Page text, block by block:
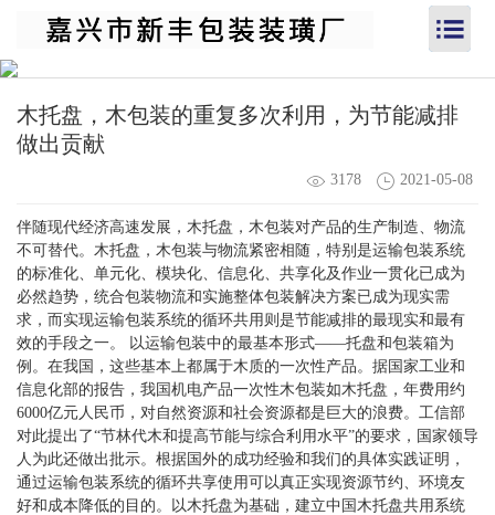
木托盘，木包装的重复多次利用，为节能减排
做出贡献
3178 2021-05-08
伴随现代经济高速发展，木托盘，木包装对产品的生产制造、物流
不可替代。木托盘，木包装与物流紧密相随，特别是运输包装系统
的标准化、单元化、模块化、信息化、共享化及作业一贯化已成为
必然趋势，统合包装物流和实施整体包装解决方案已成为现实需
求，而实现运输包装系统的循环共用则是节能减排的最现实和最有
效的手段之一。 以运输包装中的最基本形式——托盘和包装箱为
例。在我国，这些基本上都属于木质的一次性产品。据国家工业和
信息化部的报告，我国机电产品一次性木包装如木托盘，年费用约
6000亿元人民币，对自然资源和社会资源都是巨大的浪费。工信部
对此提出了“节林代木和提高节能与综合利用水平”的要求，国家领导
人为此还做出批示。根据国外的成功经验和我们的具体实践证明，
通过运输包装系统的循环共享使用可以真正实现资源节约、环境友
好和成本降低的目的。以木托盘为基础，建立中国木托盘共用系统